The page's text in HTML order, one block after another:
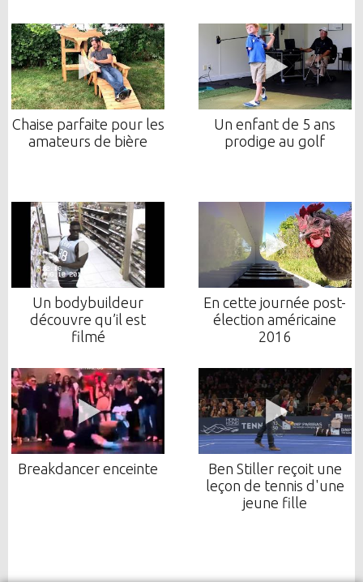
Chaise parfaite pour les
amateurs de bière
Un enfant de 5 ans
prodige au golf
Un bodybuildeur
découvre qu’il est
filmé
En cette journée post-
élection américaine
2016
Breakdancer enceinte
Ben Stiller reçoit une
leçon de tennis d'une
jeune fille